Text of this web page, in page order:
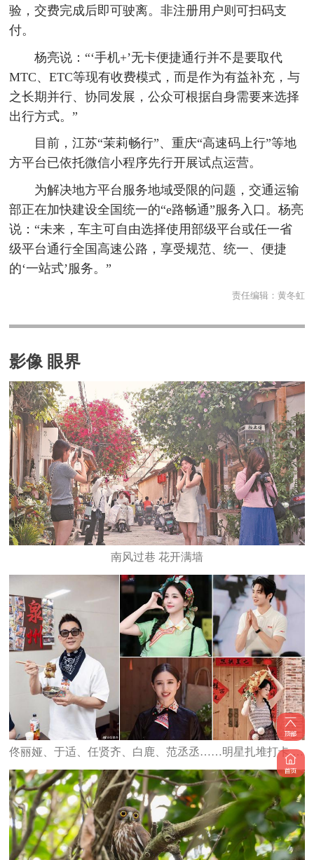
验，交费完成后即可驶离。非注册用户则可扫码支
付。
杨亮说：“‘手机+’无卡便捷通行并不是要取代
MTC、ETC等现有收费模式，而是作为有益补充，与
之长期并行、协同发展，公众可根据自身需要来选择
出行方式。”
目前，江苏“茉莉畅行”、重庆“高速码上行”等地
方平台已依托微信小程序先行开展试点运营。
为解决地方平台服务地域受限的问题，交通运输
部正在加快建设全国统一的“e路畅通”服务入口。杨亮
说：“未来，车主可自由选择使用部级平台或任一省
级平台通行全国高速公路，享受规范、统一、便捷
的‘一站式’服务。”
责任编辑： 黄冬虹
影像 眼界
南风过巷 花开满墙
佟丽娅、于适、任贤齐、白鹿、范丞丞……明星扎堆打卡 泉州星光熠熠